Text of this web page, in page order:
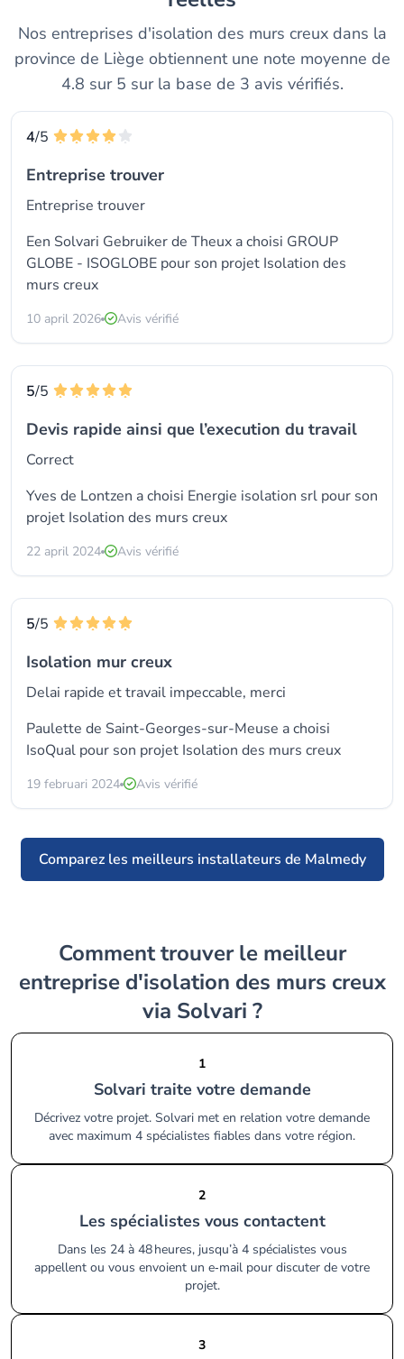
Nos entreprises d'isolation des murs creux dans la
province de Liège obtiennent une note moyenne de
4.8 sur 5 sur la base de 3 avis vérifiés.
4/5
Entreprise trouver
Entreprise trouver
Een Solvari Gebruiker de Theux a choisi GROUP
GLOBE - ISOGLOBE pour son projet Isolation des
murs creux
10 april 2026 Avis vérifié
5/5
Devis rapide ainsi que l’execution du travail
Correct
Yves de Lontzen a choisi Energie isolation srl pour son
projet Isolation des murs creux
22 april 2024 Avis vérifié
5/5
Isolation mur creux
Delai rapide et travail impeccable, merci
Paulette de Saint-Georges-sur-Meuse a choisi
IsoQual pour son projet Isolation des murs creux
19 februari 2024 Avis vérifié
Comparez les meilleurs installateurs de Malmedy
Comment trouver le meilleur
entreprise d'isolation des murs creux
via Solvari ?
1
Solvari traite votre demande
Décrivez votre projet. Solvari met en relation votre demande
avec maximum 4 spécialistes fiables dans votre région.
2
Les spécialistes vous contactent
Dans les 24 à 48 heures, jusqu’à 4 spécialistes vous
appellent ou vous envoient un e‑mail pour discuter de votre
projet.
3